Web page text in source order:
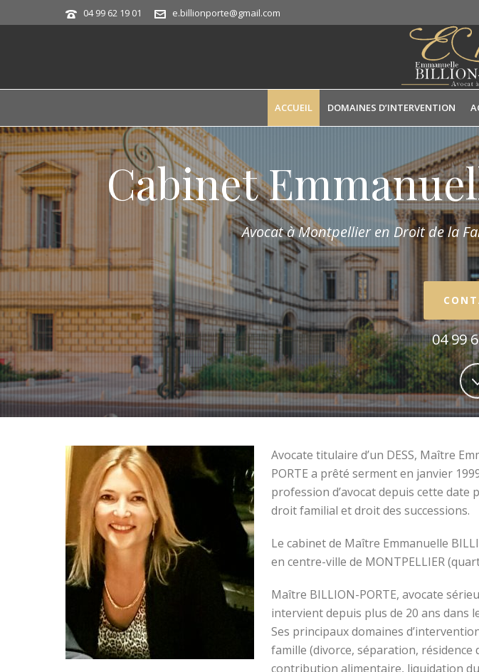
04 99 62 19 01 e.billionporte@gmail.com
ACCUEIL DOMAINES D’INTERVENTION
Cabinet
Avocat à Montpellier en Droit de la
04 99
Avocate titulaire d’un DESS, Maître
PORTE a prêté serment en janvier
profession d’avocat depuis cette date
droit familial et droit des successions.
Le cabinet de Maître Emmanuelle
en centre-ville de MONTPELLIER
Maître BILLION-PORTE, avocate
intervient depuis plus de 20 ans dans
Ses principaux domaines
famille (divorce, séparation, résidence
contribution alimentaire, liquidation